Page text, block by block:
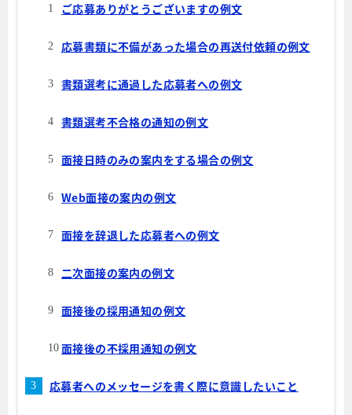
ご応募ありがとうございますの例文
応募書類に不備があった場合の再送付依頼の例文
書類選考に通過した応募者への例文
書類選考不合格の通知の例文
面接日時のみの案内をする場合の例文
Web面接の案内の例文
面接を辞退した応募者への例文
二次面接の案内の例文
面接後の採用通知の例文
面接後の不採用通知の例文
応募者へのメッセージを書く際に意識したいこと